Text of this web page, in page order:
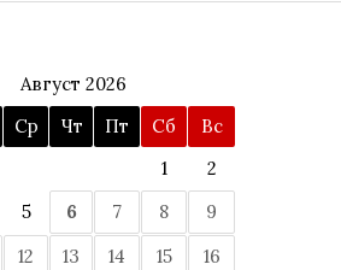
Август 2026
Ср Чт Пт Сб
Вс
1
2
5 6 7 8
9
12 13 14 15
16